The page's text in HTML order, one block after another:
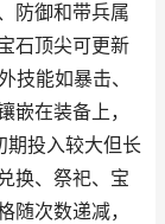
防御和带兵属
石顶尖可更新
技能如暴击、
嵌在装备上，
期投入较大但长
换、祭祀、宝
随次数递减，